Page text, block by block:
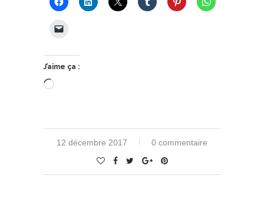
J’aime ça :
Chargement…
12 décembre 2017 0 commentaire